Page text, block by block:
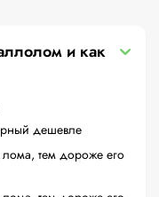
и как
дешевле
тем дороже его